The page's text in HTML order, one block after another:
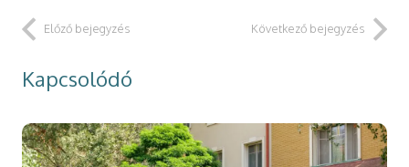
Előző bejegyzés Következő bejegyzés
Kapcsolódó